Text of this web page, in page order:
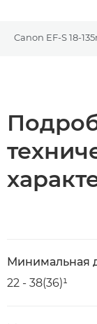
Canon EF-S 18-
Минимальная
22 - 38(36)¹